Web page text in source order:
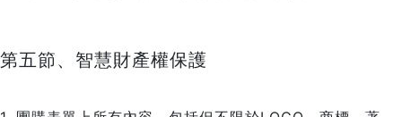
第五節、智慧財產權保護